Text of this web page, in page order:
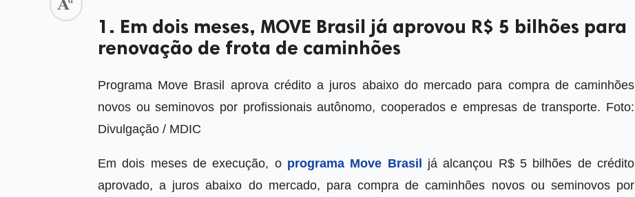
1. Em dois meses, MOVE Brasil já aprovou R$ 5 bilhões para
renovação de frota de caminhões
Programa Move Brasil aprova crédito a juros abaixo do mercado para compra de caminhões
novos ou seminovos por profissionais autônomo, cooperados e empresas de transporte. Foto:
Divulgação / MDIC
Em dois meses de execução, o programa Move Brasil já alcançou R$ 5 bilhões de crédito
aprovado, a juros abaixo do mercado, para compra de caminhões novos ou seminovos por